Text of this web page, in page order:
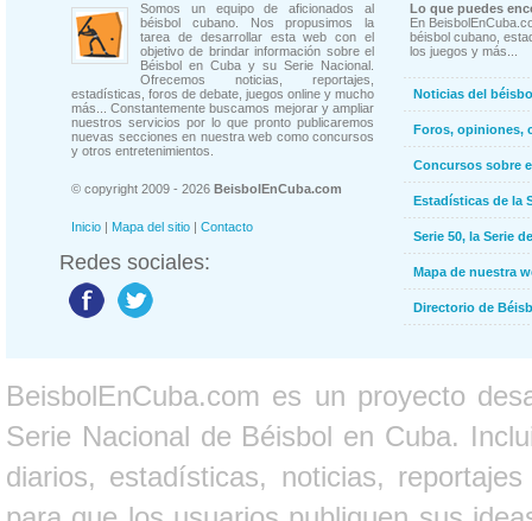
Somos un equipo de aficionados al
béisbol cubano. Nos propusimos la
tarea de desarrollar esta web con el
objetivo de brindar información sobre el
Béisbol en Cuba y su Serie Nacional.
Ofrecemos noticias, reportajes,
estadísticas, foros de debate, juegos online y mucho
más... Constantemente buscamos mejorar y ampliar
nuestros servicios por lo que pronto publicaremos
nuevas secciones en nuestra web como concursos
y otros entretenimientos.
© copyright 2009 - 2026 BeisbolEnCuba.com
Inicio | Mapa del sitio | Contacto
Redes sociales:
Lo que puedes
En
béisbol cubano,
los juegos y más...
Noticias del
Foros, opiniones,
Concursos sobre
Estadísticas de la
Serie 50, la Serie
Mapa de nuestra
Directorio de
BeisbolEnCuba.com es un proyecto
Serie Nacional de Béisbol en Cuba.
diarios, estadísticas, noticias,